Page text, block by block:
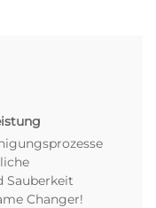
Sauberkeit
Changer!